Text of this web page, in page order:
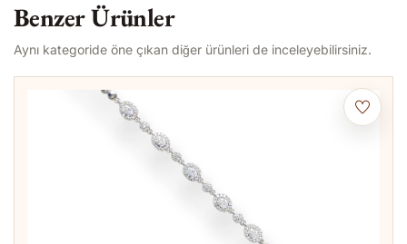
Benzer Ürünler
Aynı kategoride öne çıkan diğer ürünleri de inceleyebilirsiniz.